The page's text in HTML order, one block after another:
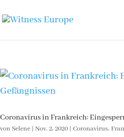
Coronavirus in Frankreich:
von Selene | Nov. 2, 2020 | Coronavirus,